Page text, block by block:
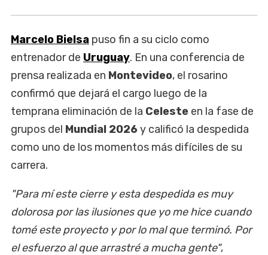
Marcelo Bielsa puso fin a su ciclo como
entrenador de Uruguay. En una conferencia de
prensa realizada en Montevideo, el rosarino
confirmó que dejará el cargo luego de la
temprana eliminación de la Celeste en la fase de
grupos del Mundial 2026y calificó la despedida
como uno de los momentos más difíciles de su
carrera.
"Para mí este cierre y esta despedida es muy
dolorosa por las ilusiones que yo me hice cuando
tomé este proyecto y por lo mal que terminó. Por
el esfuerzo al que arrastré a mucha gente",